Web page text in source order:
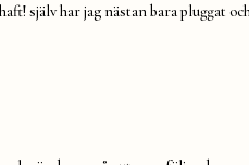
själv har jag nästan bara pluggat